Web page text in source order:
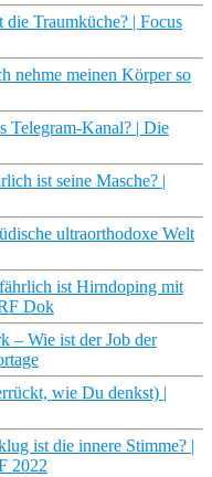
Traumküche? | Focus
nehme meinen Körper so
Telegram-Kanal? | Die
ist seine Masche? |
ultraorthodoxe Welt
ist Hirndoping mit
Dok
– Wie ist der Job der
wie Du denkst) |
ist die innere Stimme? |
2022